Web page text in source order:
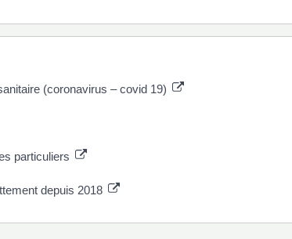
(coronavirus – covid 19)
particuliers
depuis 2018